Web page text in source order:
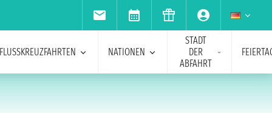
FLUSSKREUZFAHRTEN NATIONEN
STADT
DER
ABFAHRT